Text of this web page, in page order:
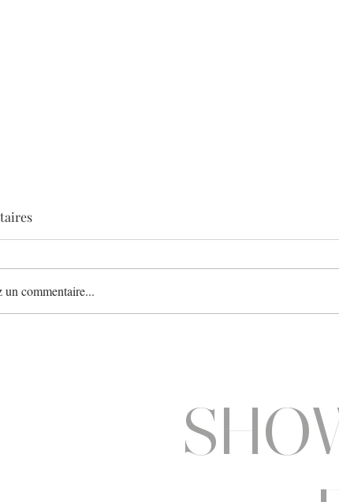
un commentaire...